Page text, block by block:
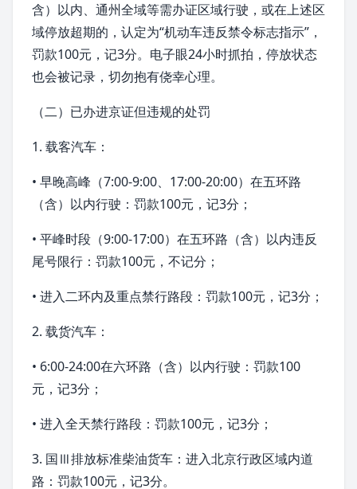
含）以内、 通州全域等需办证区域行驶，或在上述区
域停放超期的，认定为“机动车违反禁令标志指示”，
罚款100元，记3分。电子眼24小时抓拍，停放状态
也会被记录，切勿抱有侥幸心理。
（二）已办进京证但违规的处罚
1. 载客汽车：
• 早晚高峰（7:00-9:00、17:00-20:00）在五环路
（含）以内行驶：罚款100元，记3分；
• 平峰时段（9:00-17:00）在五环路（含）以内违反
尾号限行：罚款100元，不记分；
• 进入二环内及重点禁行路段：罚款100元，记3分；
2. 载货汽车：
• 6:00-24:00在六环路（含）以内行驶：罚款100
元，记3分；
• 进入全天禁行路段：罚款100元，记3分；
3. 国Ⅲ排放标准柴油货车：进入北京行政区域内道
路：罚款100元，记3分。